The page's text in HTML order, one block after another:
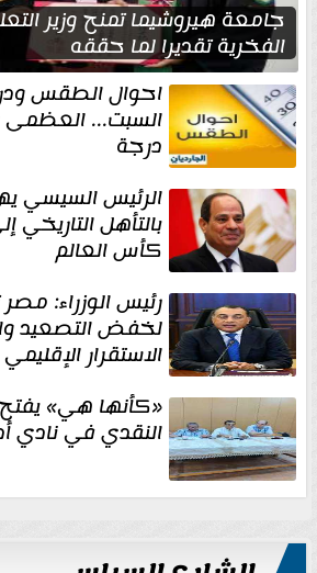
جامعة هيروشيما تمنح وزير
الفخرية تقديرا لما حققه
احوال الطقس
درجة
الرئيس السيسي
بالتأهل
كأس العالم
رئيس الوزراء:
لخفض التصعيد
الاستقرار الإقليمي
«كأنها هي» يفتح
النقدي في نادي